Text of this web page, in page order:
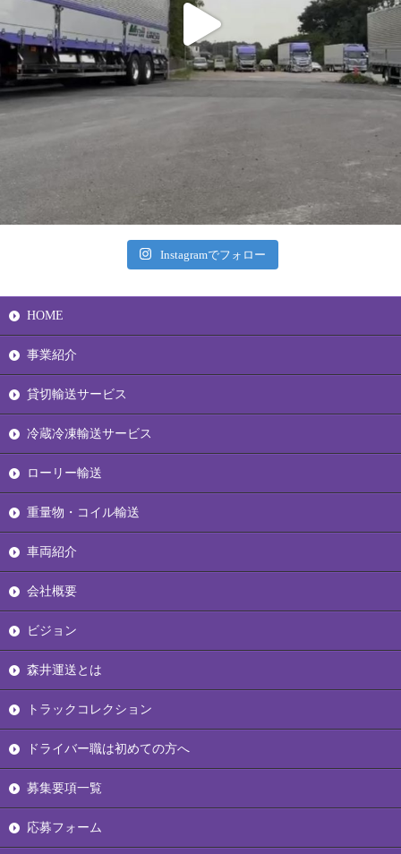
Instagramでフォロー
HOME
事業紹介
貸切輸送サービス
冷蔵冷凍輸送サービス
ローリー輸送
重量物・コイル輸送
車両紹介
会社概要
ビジョン
森井運送とは
トラックコレクション
ドライバー職は初めての方へ
募集要項一覧
応募フォーム